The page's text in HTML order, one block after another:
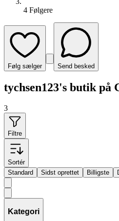
4 Følgere
Følg sælger Send besked
tychsen123's butik på
3
Filtre
Sortér
Standard
Sidst oprettet Billigste
Kategori